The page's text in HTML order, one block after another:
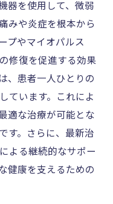
療法
関係
ション
ト
雰囲気
取り組み
で神経痛とさよ
器を使用して、微弱
みや炎症を根本から
プやマイオパルス
修復を促進する効果
、患者一人ひとりの
ています。これによ
適な治療が可能とな
す。さらに、最新治
よる継続的なサポー
健康を支えるための